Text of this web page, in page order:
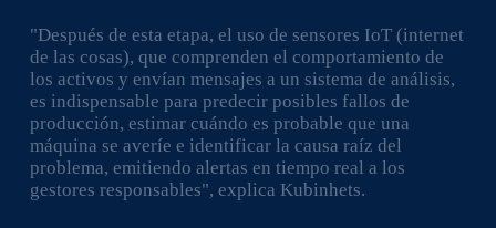
"Después de esta etapa, el uso de sensores IoT (internet
de las cosas), que comprenden el comportamiento de
los activos y envían mensajes a un sistema de análisis,
es indispensable para predecir posibles fallos de
producción, estimar cuándo es probable que una
máquina se averíe e identificar la causa raíz del
problema, emitiendo alertas en tiempo real a los
gestores responsables", explica Kubinhets.